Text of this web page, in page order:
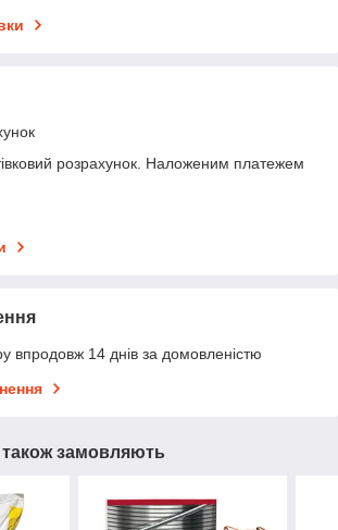
розрахунок. Наложеним платежем
впродовж 14 днів за домовленістю
замовляють